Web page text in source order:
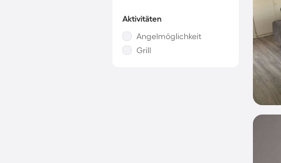
Aktivitäten
Angelmöglichkeit
Grill